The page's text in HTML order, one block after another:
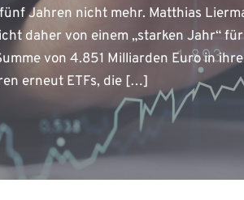
Jahren nicht mehr. Matthias
daher von einem „starken Jahr“
von 4.851 Milliarden Euro in
erneut ETFs, die […]